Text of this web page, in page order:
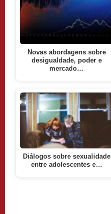
Novas abordagens sobre
desigualdade, poder e
mercado…
Diálogos sobre sexualidade
entre adolescentes e…